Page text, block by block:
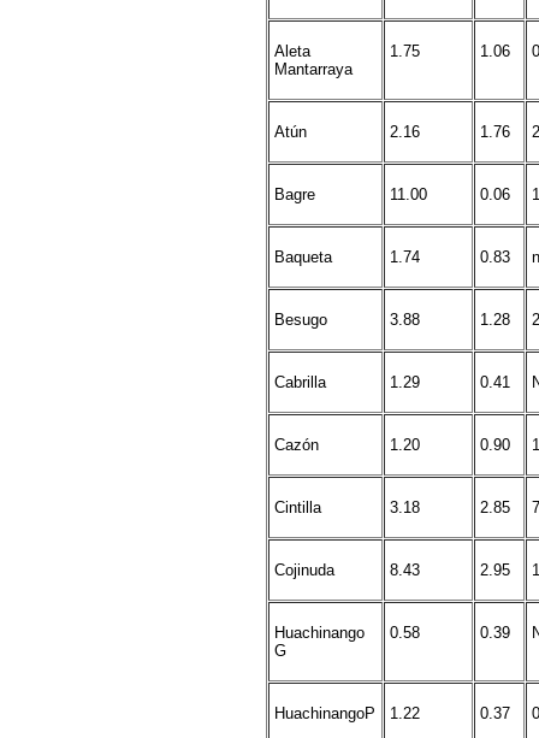
Aleta
Mantarraya
1.75 1.06
Atún 2.16 1.76
Bagre 11.00 0.06
Baqueta 1.74 0.83
Besugo 3.88 1.28
Cabrilla 1.29 0.41
Cazón 1.20 0.90
Cintilla 3.18 2.85
Cojinuda 8.43 2.95
Huachinango
G
0.58 0.39
HuachinangoP 1.22 0.37